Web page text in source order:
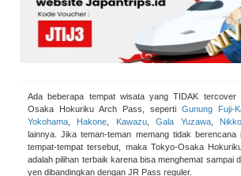
Ada beberapa tempat wisata yang TIDAK tercover
Osaka Hokuriku Arch Pass, seperti Gunung Fuji-
Yokohama
Hakone Kawazu,Gala Yuzawa, Nikko
lainnya. Jika teman-teman memang tidak berencana
tempat-tempat tersebut, maka Tokyo-Osaka
adalah pilihan terbaik karena bisa menghemat sampai
yen dibandingkan dengan JR Pass reguler.